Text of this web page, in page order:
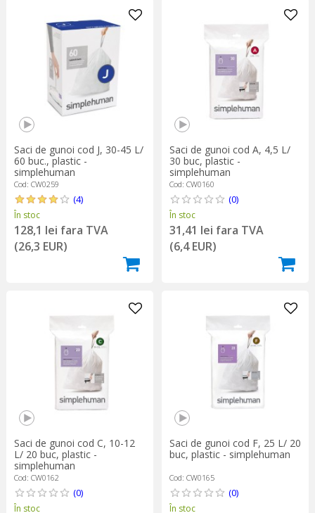
Saci de gunoi cod J, 30-45 L/
60 buc., plastic -
simplehuman
Cod: CW0259
(4)
În stoc
128,1 lei fara TVA
(26,3 EUR)
Saci de gunoi cod A, 4,5 L/
30 buc, plastic -
simplehuman
Cod: CW0160
(0)
În stoc
31,41 lei fara TVA
(6,4 EUR)
Saci de gunoi cod C, 10-12
L/ 20 buc, plastic -
simplehuman
Cod: CW0162
(0)
În stoc
Saci de gunoi cod F, 25 L/ 20
buc, plastic - simplehuman
Cod: CW0165
(0)
În stoc